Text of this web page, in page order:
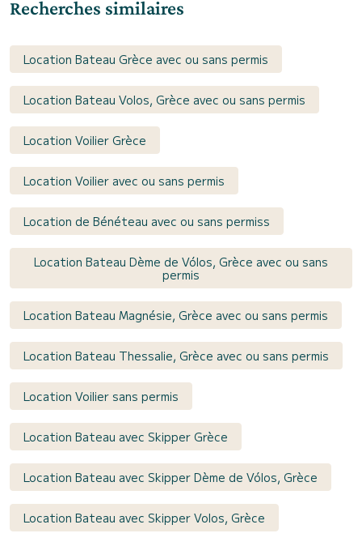
Recherches similaires
Location Bateau Grèce avec ou sans permis
Location Bateau Volos, Grèce avec ou sans permis
Location Voilier Grèce
Location Voilier avec ou sans permis
Location de Bénéteau avec ou sans permiss
Location Bateau Dème de Vólos, Grèce avec ou sans
permis
Location Bateau Magnésie, Grèce avec ou sans permis
Location Bateau Thessalie, Grèce avec ou sans permis
Location Voilier sans permis
Location Bateau avec Skipper Grèce
Location Bateau avec Skipper Dème de Vólos, Grèce
Location Bateau avec Skipper Volos, Grèce